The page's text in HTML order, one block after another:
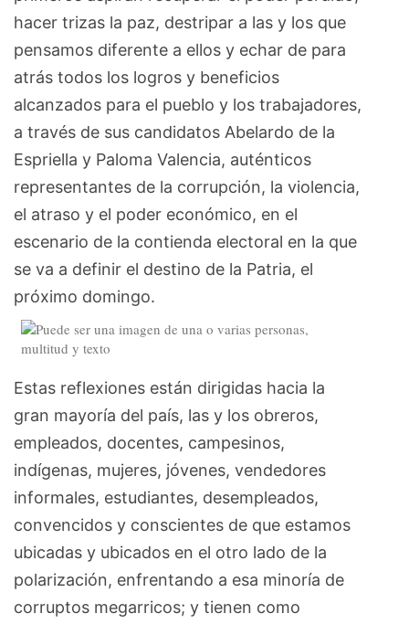
hacer trizas la paz, destripar a las y los que
pensamos diferente a ellos y echar de para
atrás todos los logros y beneficios
alcanzados para el pueblo y los trabajadores,
a través de sus candidatos Abelardo de la
Espriella y Paloma Valencia, auténticos
representantes de la corrupción, la violencia,
el atraso y el poder económico, en el
escenario de la contienda electoral en la que
se va a definir el destino de la Patria, el
próximo domingo.
Estas reflexiones están dirigidas hacia la
gran mayoría del país, las y los obreros,
empleados, docentes, campesinos,
indígenas, mujeres, jóvenes, vendedores
informales, estudiantes, desempleados,
convencidos y conscientes de que estamos
ubicadas y ubicados en el otro lado de la
polarización, enfrentando a esa minoría de
corruptos megarricos; y tienen como